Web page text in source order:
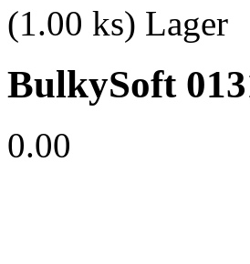
(1.00 ks)
BulkySoft
0.00